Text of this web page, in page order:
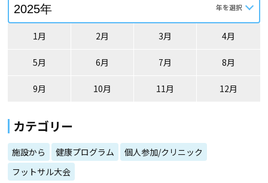
1月 2月 3月 4月
5月 6月 7月 8月
9月 10月 11月 12月
カテゴリー
施設から 健康プログラム
個人参加/クリニック
フットサル大会